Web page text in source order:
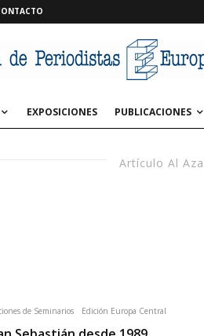
EXPOSICIONES PUBLICACIONES
Artículo Al
de Seminarios Edición Europa Central